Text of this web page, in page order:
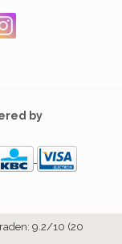
by
9.2/10 (20